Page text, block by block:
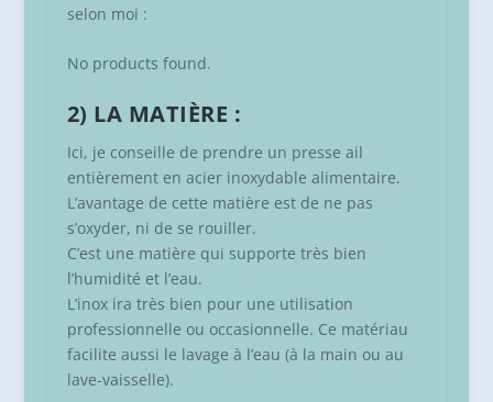
selon moi :
No products found.
2) LA MATIÈRE :
Ici, je conseille de prendre un presse ail
entièrement en acier inoxydable alimentaire.
L’avantage de cette matière est de ne pas
s’oxyder, ni de se rouiller.
C’est une matière qui supporte très bien
l’humidité et l’eau.
L’inox ira très bien pour une utilisation
professionnelle ou occasionnelle. Ce matériau
facilite aussi le lavage à l’eau (à la main ou au
lave-vaisselle).